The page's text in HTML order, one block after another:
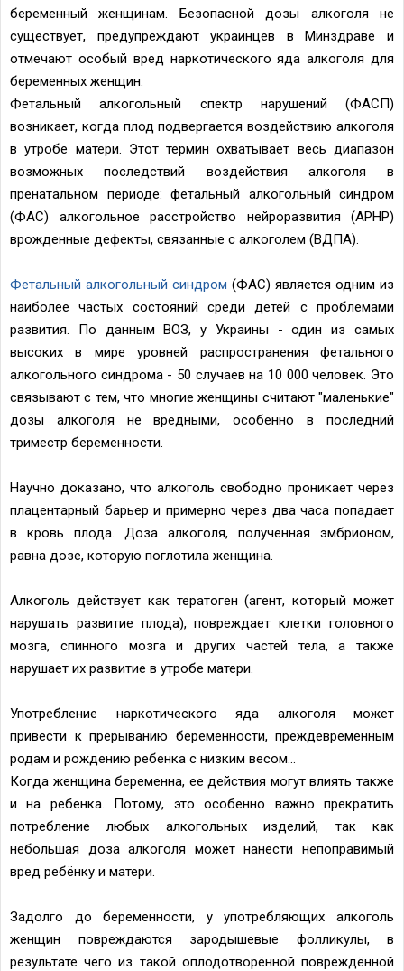
беременный женщинам. Безопасной дозы алкоголя не
существует, предупреждают украинцев в Минздраве и
отмечают особый вред наркотического яда алкоголя для
беременных женщин.
Фетальный алкогольный спектр нарушений (ФАСП)
возникает, когда плод подвергается воздействию алкоголя
в утробе матери. Этот термин охватывает весь диапазон
возможных последствий воздействия алкоголя в
пренатальном периоде: фетальный алкогольный синдром
(ФАС) алкогольное расстройство нейроразвития (АРНР)
врожденные дефекты, связанные с алкоголем (ВДПА).
Фетальный алкогольный синдром (ФАС) является одним из
наиболее частых состояний среди детей с проблемами
развития. По данным ВОЗ, у Украины - один из самых
высоких в мире уровней распространения фетального
алкогольного синдрома - 50 случаев на 10 000 человек. Это
связывают с тем, что многие женщины считают "маленькие"
дозы алкоголя не вредными, особенно в последний
триместр беременности.
Научно доказано, что алкоголь свободно проникает через
плацентарный барьер и примерно через два часа попадает
в кровь плода. Доза алкоголя, полученная эмбрионом,
равна дозе, которую поглотила женщина.
Алкоголь действует как тератоген (агент, который может
нарушать развитие плода), повреждает клетки головного
мозга, спинного мозга и других частей тела, а также
нарушает их развитие в утробе матери.
Употребление наркотического яда алкоголя может
привести к прерыванию беременности, преждевременным
родам и рождению ребенка с низким весом...
Когда женщина беременна, ее действия могут влиять также
и на ребенка. Потому, это особенно важно прекратить
потребление любых алкогольных изделий, так как
небольшая доза алкоголя может нанести непоправимый
вред ребёнку и матери.
Задолго до беременности, у употребляющих алкоголь
женщин повреждаются зародышевые фолликулы, в
результате чего из такой оплодотворённой повреждённой